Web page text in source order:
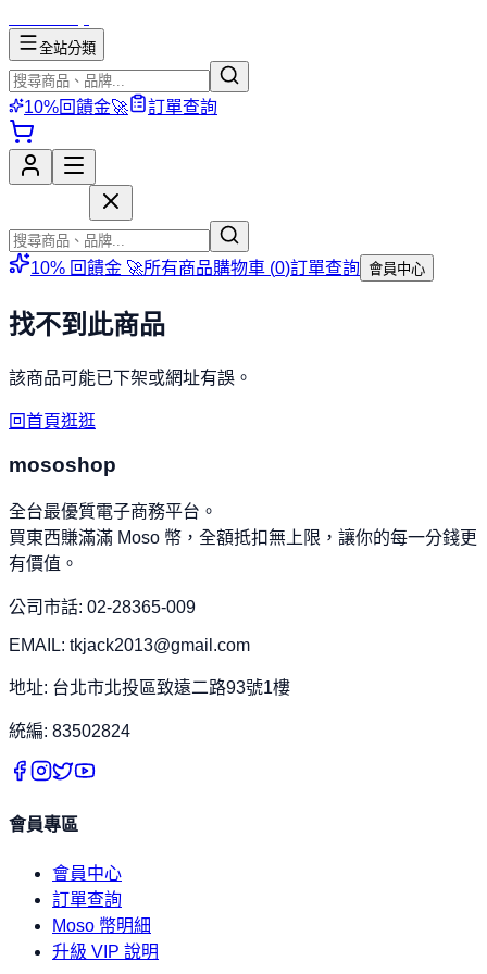
全站分類
10%回饋金🚀 訂單查詢
10% 回饋金 🚀所有商品購物車 (0)訂單查詢 會員中心
找不到此商品
該商品可能已下架或網址有誤。
回首頁逛逛
mososhop
全台最優質電子商務平台。
買東西賺滿滿 Moso 幣，全額抵扣無上限，讓你的每一分錢更
有價值。
公司市話: 02-28365-009
EMAIL: tkjack2013@gmail.com
地址: 台北市北投區致遠二路93號1樓
統編: 83502824
會員專區
會員中心
訂單查詢
Moso 幣明細
升級 VIP 說明